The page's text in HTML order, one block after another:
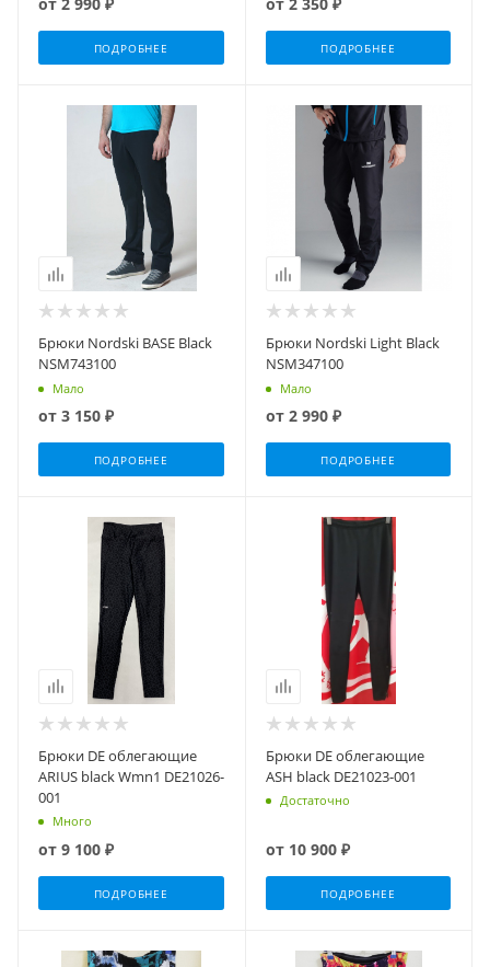
ПОДРОБНЕЕ ПОДРОБНЕЕ
Брюки Nordski BASE Black
NSM743100
Мало
от 3 150 ₽
ПОДРОБНЕЕ
Брюки Nordski Light Black
NSM347100
Мало
от 2 990 ₽
ПОДРОБНЕЕ
Брюки DE облегающие
ARIUS black Wmn1 DE21026-
001
Много
от 9 100 ₽
ПОДРОБНЕЕ
Брюки DE облегающие
ASH black DE21023-001
Достаточно
от 10 900 ₽
ПОДРОБНЕЕ